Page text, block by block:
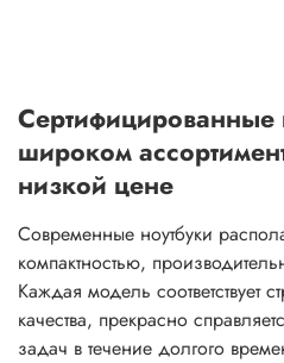
Сертифицированные
широком
низкой цене
Современные ноутбуки
компактностью,
Каждая модель соответствует
качества, прекрасно
задач в течение долгого